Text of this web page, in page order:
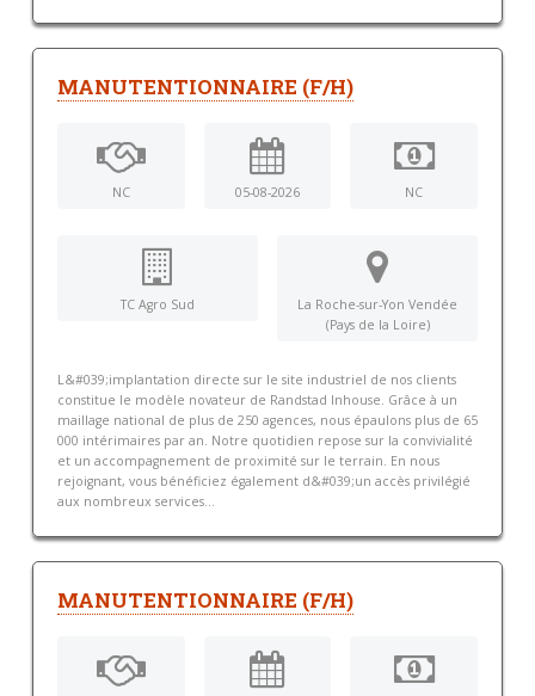
MANUTENTIONNAIRE (F/H)
NC 05-08-2026 NC
TC Agro Sud
La Roche-sur-Yon Vendée
(Pays de la Loire)
L&#039;implantation directe sur le site industriel de nos clients
constitue le modèle novateur de Randstad Inhouse. Grâce à un
maillage national de plus de 250 agences, nous épaulons plus de 65
000 intérimaires par an. Notre quotidien repose sur la convivialité
et un accompagnement de proximité sur le terrain. En nous
rejoignant, vous bénéficiez également d&#039;un accès privilégié
aux nombreux services...
MANUTENTIONNAIRE (F/H)